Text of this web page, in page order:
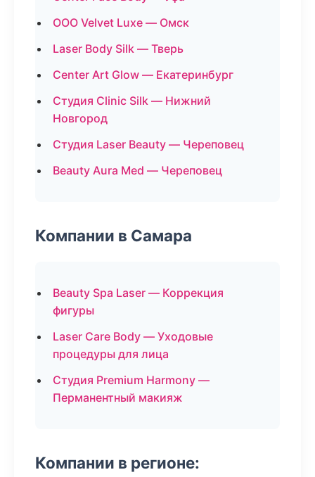
ООО Velvet Luxe — Омск
Laser Body Silk — Тверь
Center Art Glow — Екатеринбург
Студия Clinic Silk — Нижний
Новгород
Студия Laser Beauty — Череповец
Beauty Aura Med — Череповец
Компании в Самара
Beauty Spa Laser — Коррекция
фигуры
Laser Care Body — Уходовые
процедуры для лица
Студия Premium Harmony —
Перманентный макияж
Компании в регионе: